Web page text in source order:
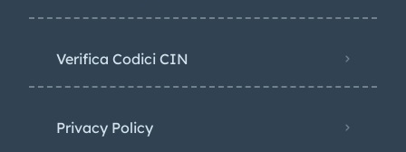
Verifica Codici CIN
Privacy Policy​